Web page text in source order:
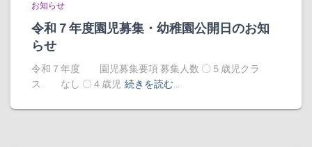
お知らせ
令和７年度園児募集・幼稚園公開日のお知
らせ
令和７年度 園児募集要項 募集人数 〇５歳児クラ
ス なし 〇４歳児 続きを読む…